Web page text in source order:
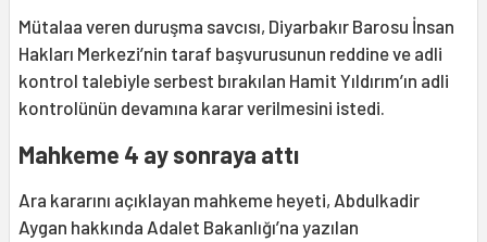
Mütalaa veren duruşma savcısı, Diyarbakır Barosu İnsan
Hakları Merkezi’nin taraf başvurusunun reddine ve adli
kontrol talebiyle serbest bırakılan Hamit Yıldırım’ın adli
kontrolünün devamına karar verilmesini istedi.
Mahkeme 4 ay sonraya attı
Ara kararını açıklayan mahkeme heyeti, Abdulkadir
Aygan hakkında Adalet Bakanlığı’na yazılan